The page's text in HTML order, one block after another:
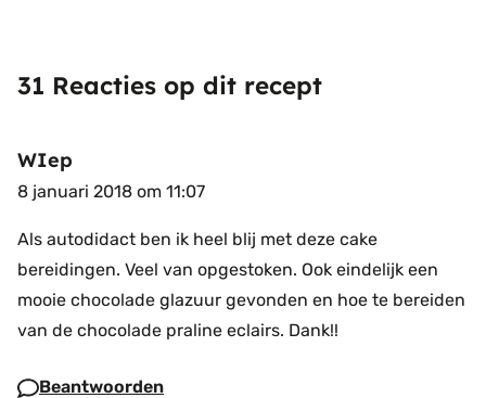
31 Reacties op dit recept
WIep
8 januari 2018 om 11:07
Als autodidact ben ik heel blij met deze cake
bereidingen. Veel van opgestoken. Ook eindelijk een
mooie chocolade glazuur gevonden en hoe te bereiden
van de chocolade praline eclairs. Dank!!
Beantwoorden